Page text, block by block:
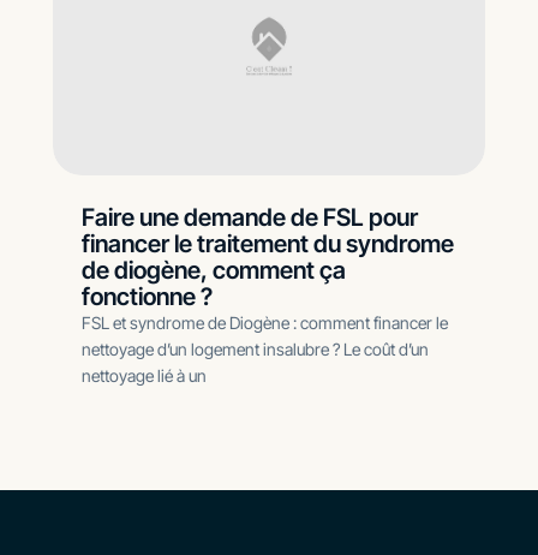
Faire une demande de FSL pour
financer le traitement du syndrome
de diogène, comment ça
fonctionne ?
FSL et syndrome de Diogène : comment financer le
nettoyage d’un logement insalubre ? Le coût d’un
nettoyage lié à un